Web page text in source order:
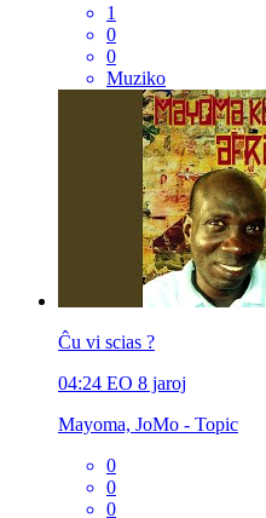
1
0
0
Muziko
Ĉu vi scias ?
04:24 EO 8 jaroj
Mayoma, JoMo - Topic
0
0
0